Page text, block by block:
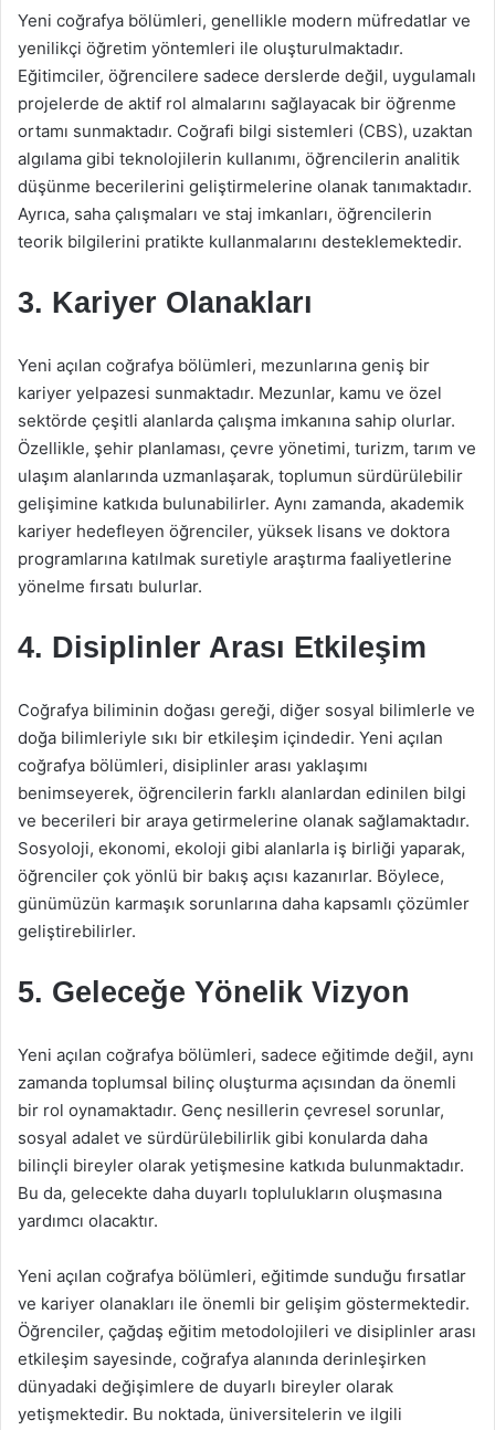
Yeni coğrafya bölümleri, genellikle modern müfredatlar ve
yenilikçi öğretim yöntemleri ile oluşturulmaktadır.
Eğitimciler, öğrencilere sadece derslerde değil, uygulamalı
projelerde de aktif rol almalarını sağlayacak bir öğrenme
ortamı sunmaktadır. Coğrafi bilgi sistemleri (CBS), uzaktan
algılama gibi teknolojilerin kullanımı, öğrencilerin analitik
düşünme becerilerini geliştirmelerine olanak tanımaktadır.
Ayrıca, saha çalışmaları ve staj imkanları, öğrencilerin
teorik bilgilerini pratikte kullanmalarını desteklemektedir.
3. Kariyer Olanakları
Yeni açılan coğrafya bölümleri, mezunlarına geniş bir
kariyer yelpazesi sunmaktadır. Mezunlar, kamu ve özel
sektörde çeşitli alanlarda çalışma imkanına sahip olurlar.
Özellikle, şehir planlaması, çevre yönetimi, turizm, tarım ve
ulaşım alanlarında uzmanlaşarak, toplumun sürdürülebilir
gelişimine katkıda bulunabilirler. Aynı zamanda, akademik
kariyer hedefleyen öğrenciler, yüksek lisans ve doktora
programlarına katılmak suretiyle araştırma faaliyetlerine
yönelme fırsatı bulurlar.
4. Disiplinler Arası Etkileşim
Coğrafya biliminin doğası gereği, diğer sosyal bilimlerle ve
doğa bilimleriyle sıkı bir etkileşim içindedir. Yeni açılan
coğrafya bölümleri, disiplinler arası yaklaşımı
benimseyerek, öğrencilerin farklı alanlardan edinilen bilgi
ve becerileri bir araya getirmelerine olanak sağlamaktadır.
Sosyoloji, ekonomi, ekoloji gibi alanlarla iş birliği yaparak,
öğrenciler çok yönlü bir bakış açısı kazanırlar. Böylece,
günümüzün karmaşık sorunlarına daha kapsamlı çözümler
geliştirebilirler.
5. Geleceğe Yönelik Vizyon
Yeni açılan coğrafya bölümleri, sadece eğitimde değil, aynı
zamanda toplumsal bilinç oluşturma açısından da önemli
bir rol oynamaktadır. Genç nesillerin çevresel sorunlar,
sosyal adalet ve sürdürülebilirlik gibi konularda daha
bilinçli bireyler olarak yetişmesine katkıda bulunmaktadır.
Bu da, gelecekte daha duyarlı toplulukların oluşmasına
yardımcı olacaktır.
Yeni açılan coğrafya bölümleri, eğitimde sunduğu fırsatlar
ve kariyer olanakları ile önemli bir gelişim göstermektedir.
Öğrenciler, çağdaş eğitim metodolojileri ve disiplinler arası
etkileşim sayesinde, coğrafya alanında derinleşirken
dünyadaki değişimlere de duyarlı bireyler olarak
yetişmektedir. Bu noktada, üniversitelerin ve ilgili